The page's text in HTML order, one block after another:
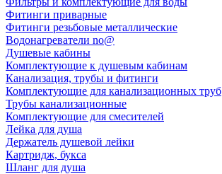
Фитинги приварные
Фитинги резьбовые металлические
Водонагреватели no@
Душевые кабины
Комплектующие к душевым кабинам
Канализация, трубы и фитинги
Комплектующие для канализационных труб
Трубы канализационные
Комплектующие для смесителей
Лейка для душа
Держатель душевой лейки
Картридж, букса
Шланг для душа